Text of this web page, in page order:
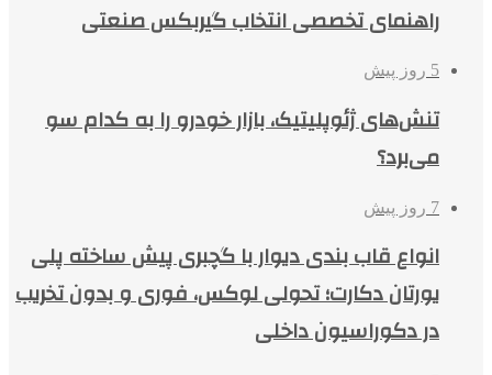
راهنمای تخصصی انتخاب گیربکس صنعتی
5 روز پیش
تنش‌های ژئوپلیتیک، بازار خودرو را به کدام سو
می‌برد؟
7 روز پیش
انواع قاب بندی دیوار با گچبری پیش ساخته پلی
یورتان دکارت؛ تحولی لوکس، فوری و بدون تخریب
در دکوراسیون داخلی